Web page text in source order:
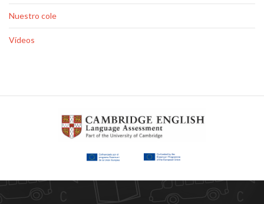
Nuestro cole
Vídeos